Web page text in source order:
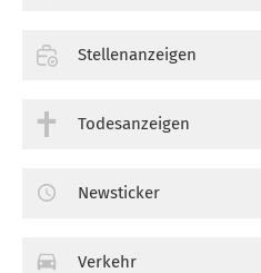
Stellenanzeigen
Todesanzeigen
Newsticker
Verkehr